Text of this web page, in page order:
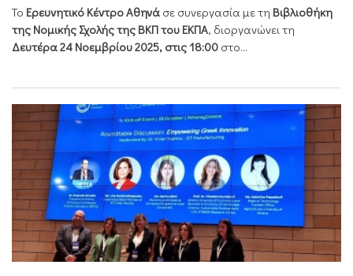
Το Ερευνητικό Κέντρο Αθηνά σε συνεργασία με τη Βιβλιοθήκη
της Νομικής Σχολής της ΒΚΠ του ΕΚΠΑ, διοργανώνει τη
Δευτέρα 24 Νοεμβρίου 2025, στις 18:00 στο...